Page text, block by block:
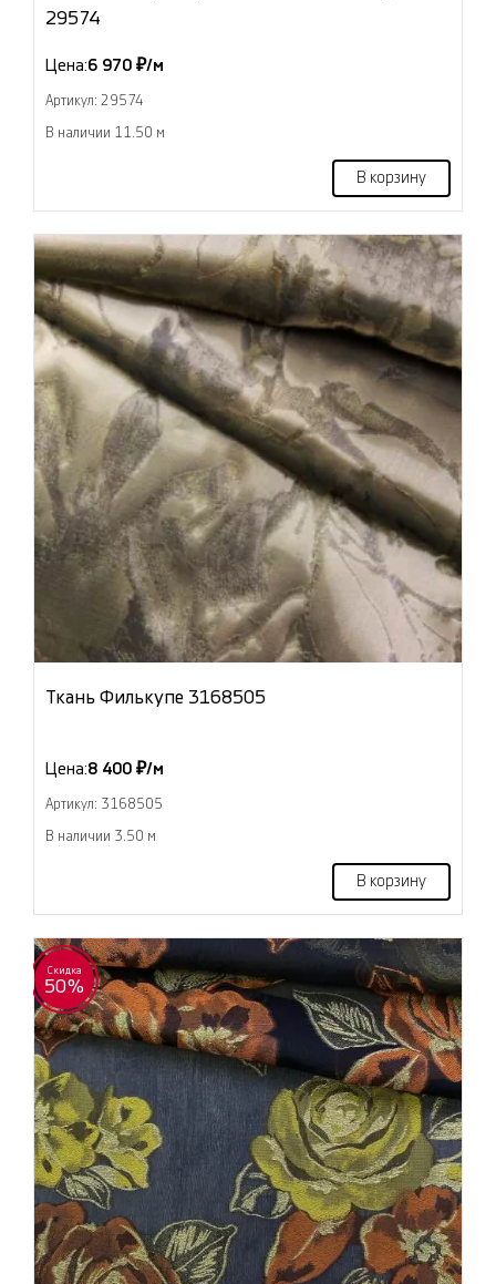
29574
Цена:6 970 ₽/м
Артикул: 29574
В наличии 11.50 м
В корзину
Ткань Филькупе 3168505
Цена:8 400 ₽/м
Артикул: 3168505
В наличии 3.50 м
В корзину
Скидка
50%